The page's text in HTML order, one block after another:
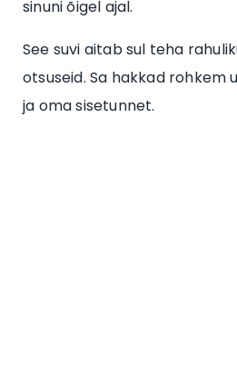
sinuni õigel ajal.
See suvi aitab sul teha
otsuseid. Sa hakkad rohkem
ja oma sisetunnet.